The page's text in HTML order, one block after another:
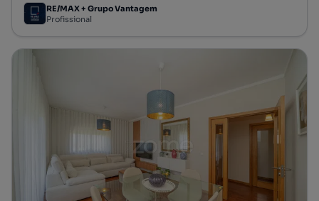
RE/MAX + Grupo Vantagem
Profissional